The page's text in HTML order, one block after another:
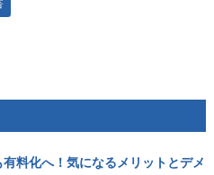
料化へ！気になるメリットとデメ